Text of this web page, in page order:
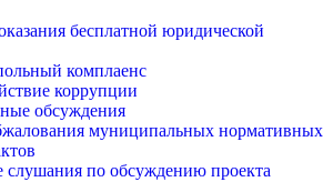
бесплатной юридической
комплаенс
коррупции
обсуждения
муниципальных нормативных
по обсуждению проекта